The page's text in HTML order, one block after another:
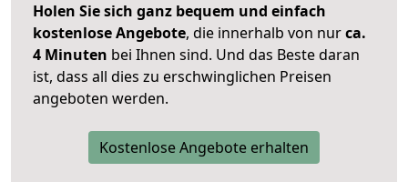
Holen Sie sich ganz bequem und einfach
kostenlose Angebote, die innerhalb von nurca.
4 Minuten bei Ihnen sind. Und das Beste daran
ist, dass all dies zu erschwinglichen Preisen
angeboten werden.
Kostenlose Angebote erhalten